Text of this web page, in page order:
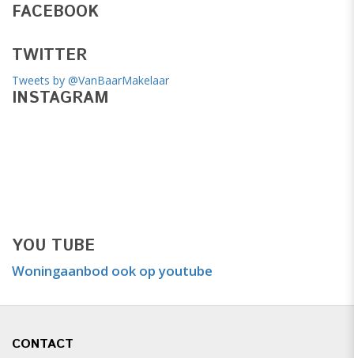
FACEBOOK
TWITTER
Tweets by @VanBaarMakelaar
INSTAGRAM
YOU TUBE
Woningaanbod ook op youtube
CONTACT